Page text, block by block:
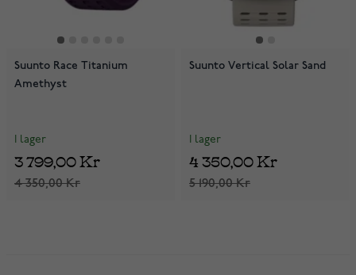
Suunto Race Titanium
Amethyst
I lager
4 350,00 Kr
3 799,00 Kr
Suunto Vertical Solar Sand
I lager
5 190,00 Kr
4 350,00 Kr